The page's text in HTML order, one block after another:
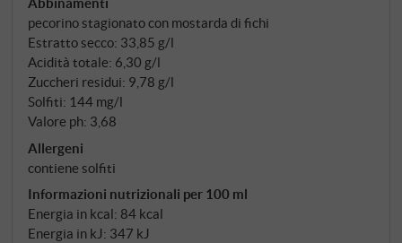
temperatura controllata, il SanGaetano matura per
sei mesi in botti di rovere americano – un processo di
invecchiamento che affina i tannini e conferisce al
vino una maggiore complessità.
pecorino stagionato con mostarda di fichi
Estratto secco: 33,85 g/l
Acidità totale: 6,30 g/l
Zuccheri residui: 9,78 g/l
Solfiti: 144 mg/l
Valore ph: 3,68
Allergeni
contiene solfiti
Informazioni nutrizionali per 100 ml
Energia in kcal: 84 kcal
Energia in kJ: 347 kJ